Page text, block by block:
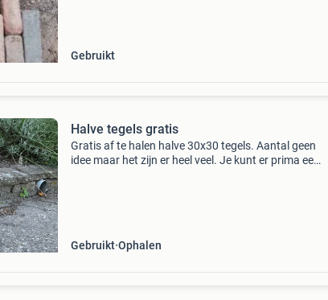
Gebruikt
Halve tegels gratis
Gratis af te halen halve 30x30 tegels. Aantal geen
idee maar het zijn er heel veel. Je kunt er prima een
Gebruikt Ophalen